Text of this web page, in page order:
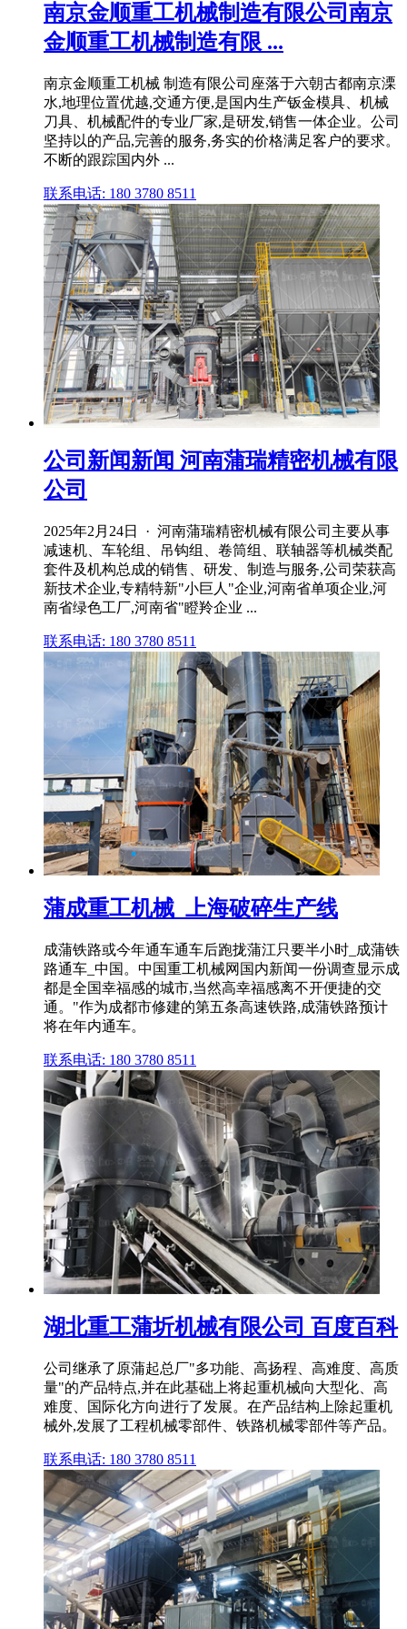
南京金顺重工机械制造有限公司南京
金顺重工机械制造有限 ...
南京金顺重工机械 制造有限公司座落于六朝古都南京溧
水,地理位置优越,交通方便,是国内生产钣金模具、机械
刀具、机械配件的专业厂家,是研发,销售一体企业。公司
坚持以的产品,完善的服务,务实的价格满足客户的要求。
不断的跟踪国内外 ...
联系电话: 180 3780 8511
公司新闻新闻 河南蒲瑞精密机械有限
公司
2025年2月24日 · 河南蒲瑞精密机械有限公司主要从事
减速机、车轮组、吊钩组、卷筒组、联轴器等机械类配
套件及机构总成的销售、研发、制造与服务,公司荣获高
新技术企业,专精特新"小巨人"企业,河南省单项企业,河
南省绿色工厂,河南省"瞪羚企业 ...
联系电话: 180 3780 8511
蒲成重工机械_上海破碎生产线
成蒲铁路或今年通车通车后跑拢蒲江只要半小时_成蒲铁
路通车_中国。中国重工机械网国内新闻一份调查显示成
都是全国幸福感的城市,当然高幸福感离不开便捷的交
通。"作为成都市修建的第五条高速铁路,成蒲铁路预计
将在年内通车。
联系电话: 180 3780 8511
湖北重工蒲圻机械有限公司 百度百科
公司继承了原蒲起总厂"多功能、高扬程、高难度、高质
量"的产品特点,并在此基础上将起重机械向大型化、高
难度、国际化方向进行了发展。在产品结构上除起重机
械外,发展了工程机械零部件、铁路机械零部件等产品。
联系电话: 180 3780 8511